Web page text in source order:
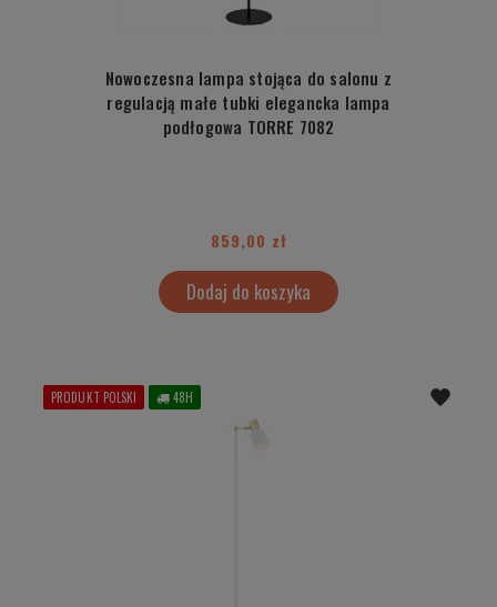
Nowoczesna lampa stojąca do salonu z
regulacją małe tubki elegancka lampa
podłogowa TORRE 7082
859,00 zł
Dodaj do koszyka
PRODUKT POLSKI 48H